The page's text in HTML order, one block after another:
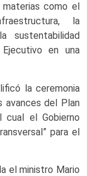
como el
la
sustentabilidad
en una
la ceremonia
avances del Plan
cual el Gobierno
para el
el ministro Mario